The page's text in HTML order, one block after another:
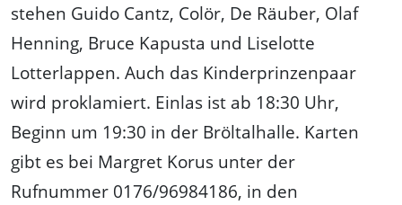
stehen Guido Cantz, Colör, De Räuber, Olaf
Henning, Bruce Kapusta und Liselotte
Lotterlappen. Auch das Kinderprinzenpaar
wird proklamiert. Einlas ist ab 18:30 Uhr,
Beginn um 19:30 in der Bröltalhalle. Karten
gibt es bei Margret Korus unter der
Rufnummer 0176/96984186, in den